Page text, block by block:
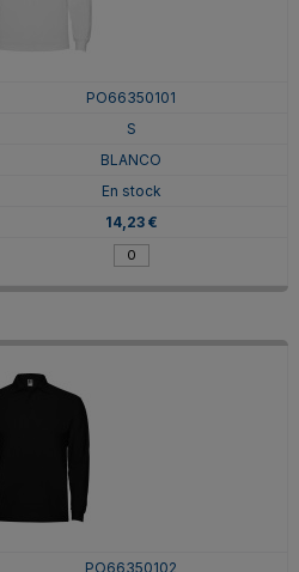
PO66350101
S
BLANCO
En stock
14,23 €
PO66350102